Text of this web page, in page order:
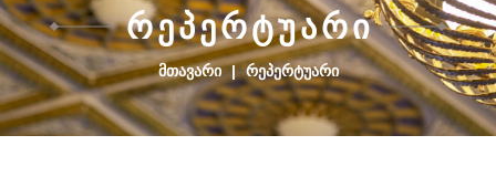
ᲠᲔᲞᲔᲠᲢᲣᲐᲠᲘ
ᲛᲗᲐᲕᲐᲠᲘ | ᲠᲔᲞᲔᲠᲢᲣᲐᲠᲘ